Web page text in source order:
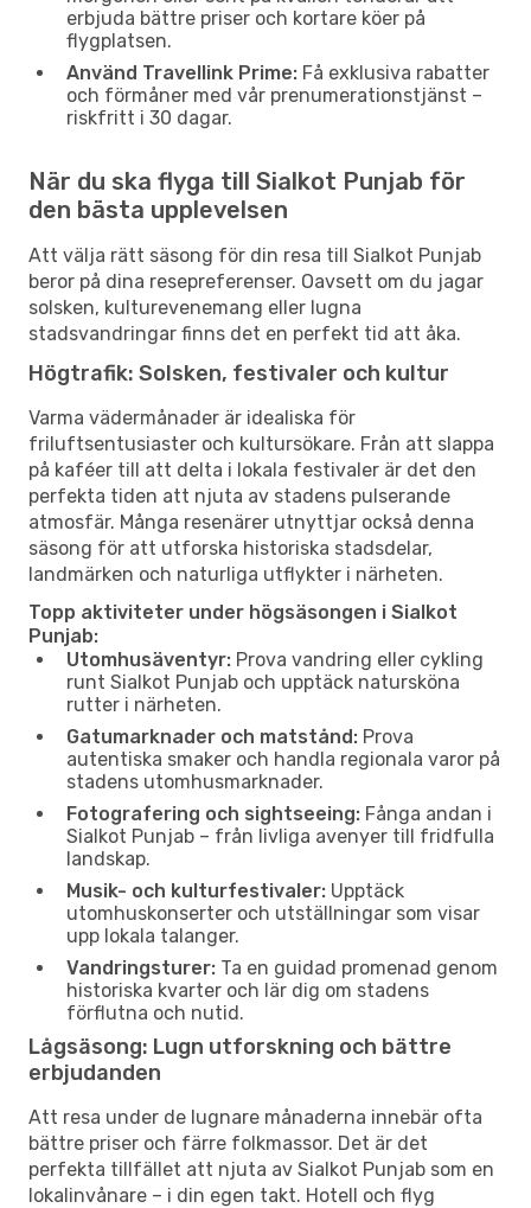
erbjuda bättre priser och kortare köer på
flygplatsen.
Använd Travellink Prime: Få exklusiva rabatter
och förmåner med vår prenumerationstjänst –
riskfritt i 30 dagar.
När du ska flyga till Sialkot Punjab för
den bästa upplevelsen
Att välja rätt säsong för din resa till Sialkot Punjab
beror på dina resepreferenser. Oavsett om du jagar
solsken, kulturevenemang eller lugna
stadsvandringar finns det en perfekt tid att åka.
Högtrafik: Solsken, festivaler och kultur
Varma vädermånader är idealiska för
friluftsentusiaster och kultursökare. Från att slappa
på kaféer till att delta i lokala festivaler är det den
perfekta tiden att njuta av stadens pulserande
atmosfär. Många resenärer utnyttjar också denna
säsong för att utforska historiska stadsdelar,
landmärken och naturliga utflykter i närheten.
Topp aktiviteter under högsäsongen i Sialkot
Punjab:
Utomhusäventyr: Prova vandring eller cykling
runt Sialkot Punjab och upptäck natursköna
rutter i närheten.
Gatumarknader och matstånd: Prova
autentiska smaker och handla regionala varor på
stadens utomhusmarknader.
Fotografering och sightseeing: Fånga andan i
Sialkot Punjab – från livliga avenyer till fridfulla
landskap.
Musik- och kulturfestivaler: Upptäck
utomhuskonserter och utställningar som visar
upp lokala talanger.
Vandringsturer: Ta en guidad promenad genom
historiska kvarter och lär dig om stadens
förflutna och nutid.
Lågsäsong: Lugn utforskning och bättre
erbjudanden
Att resa under de lugnare månaderna innebär ofta
bättre priser och färre folkmassor. Det är det
perfekta tillfället att njuta av Sialkot Punjab som en
lokalinvånare – i din egen takt. Hotell och flyg